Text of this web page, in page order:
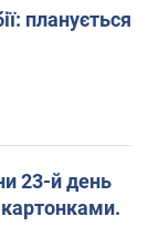
планується
23-й день
картонками.